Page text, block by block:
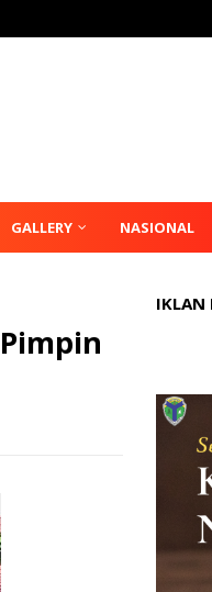
GALLERY NASIONAL
IKLAN